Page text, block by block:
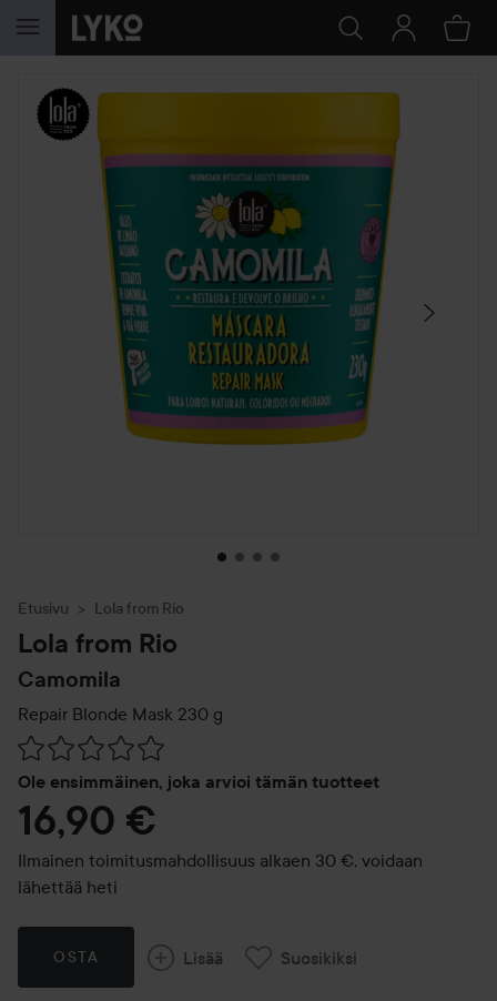
SIIRTYÄ JHK SISÄLTÖÖN
OHITA OSIO
Etusivu Lola from Rio
Lola from Rio
Camomila
Repair Blonde Mask 230 g
Ole ensimmäinen, joka arvioi tämän tuotteet
Siirtyä jhk Arvosana & kommentit
16,90 €
Ilmainen toimitusmahdollisuus alkaen 30 €, voidaan
lähettää heti
OSTA Lisää Suosikiksi